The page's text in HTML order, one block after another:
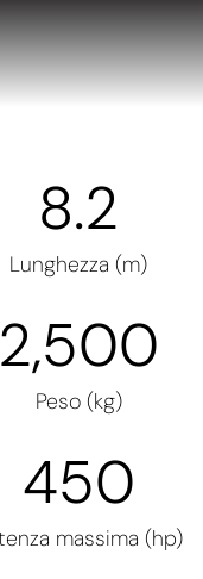
Lunghezza (m)
8.2
Peso (kg)
2,500
massima (hp)
450